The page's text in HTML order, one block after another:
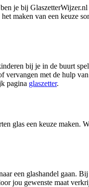
je bij
maken van een keuze
bij je in de buurt
vervangen met de hulp
pagina glaszetter.
glas een keuze
een glashandel gaan.
jou gewenste maat